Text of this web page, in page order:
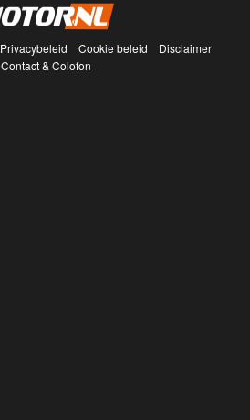
Privacybeleid Cookie beleid
Disclaimer
Contact & Colofon